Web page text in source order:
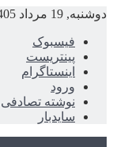
دوشنبه, 19 مرداد 1405
فیسبوک
پینتریست
اینستاگرام
ورود
نوشته تصادفی
سایدبار